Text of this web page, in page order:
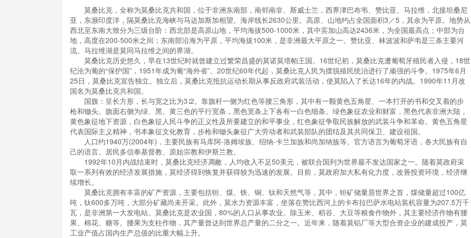
莫桑比克，全称为莫桑比克共和国，位于非洲东南部，南邻南非、斯威士兰，西界津巴布韦、赞比亚、马拉维，北接坦桑尼
亚，东濒印度洋，隔莫桑比克海峡与马达加斯加相望。海岸线长2630公里。高原、山地约占全国面积3／5，其余为平原。地势从
西北至东南大致分为三级台阶：西北部是高原山地，平均海拔500-1000米，其中宾加山高达2436米，为全国最高点；中部为台
地，高度在200-500米之间；东南部沿海为平原，平均海拔100米，是非洲最大平原之一。赞比亚、林波波和萨韦是三条主要河
流。马拉维湖是莫同马拉维之间的界湖。
莫桑比克历史悠久，早在13世纪时就曾建立过繁荣昌盛的莫诺莫塔帕王国。16世纪初，莫桑比克遭葡萄牙殖民者入侵，18世
纪沦为葡的“保护国”，1951年成为葡“海外省”。20世纪60年代起，莫桑比克人民为摆脱殖民统治进行了顽强的斗争。1975年6月
25日，莫桑比克宣告独立。独立后，莫桑比克抵抗运动长期从事反政府武装活动，使莫陷入了长达16年的内战。1990年11月改
国名为莫桑比克共和国。
国旗：呈长方形，长与宽之比为3∶2。靠旗杆一侧为红色等腰三角形，其中有一颗黄色五角星、一本打开的书和交叉着的步
枪和锄头。旗面右侧为绿、黑、黄三色的平行宽条，黑色宽条上下各有一白色细条。绿色象征农业和财富，黑色代表非洲大陆，
黄色象征地下资源，白色象征人民斗争的正义性及所要建立的和平事业，红色象征争取民族解放的武装斗争和革命。黄色五角星
代表国际主义精神，书本象征文化教育，步枪和锄头象征广大劳动者和武装部队的团结及其共同保卫、建设祖国。
人口约1940万(2004年)，主要民族有马库阿-洛姆埃族、绍纳-卡兰加族和尚加纳族等。官方语言为葡萄牙语，各大民族有自
己的语言。居民多信奉基督教、原始宗教和伊斯兰教。
1992年10月内战结束时，莫桑比克经济凋敝，人均收入不足50美元，被联合国列为世界最不发达国家之一。随着莫政府采
取一系列有效的经济发展措施，莫经济得到恢复并获得较为迅速的发展。目前，莫政府加大私有化力度，改善投资环境，经济继
续增长。
莫桑比克拥有丰富的矿产资源，主要包括钽、煤、铁、铜、钛和天然气等，其中，钽矿储量居世界之首，煤储量超过100亿
吨，钛600多万吨，大部分矿藏尚未开采。此外，莫水力资源丰富，坐落在赞比西河上的卡布拉巴萨水电站装机容量为207.5万千
瓦，是非洲第一大发电站。莫桑比克是农业国，80%的人口从事农业。除玉米、稻谷、大豆等粮食作物外，其主要经济作物有腰
果、棉花、糖等。腰果为支柱作物，其产量曾达到世界总产量的二分之一。近年来，随着莫铝厂等大型合资企业的建成投产，莫
工业产值占国内生产总值的比重大幅上升。